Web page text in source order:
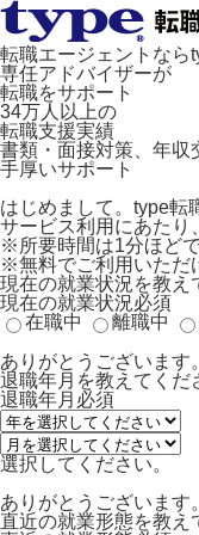
転職エージェントなら
専任アドバイザーが
転職をサポート
34万人以上の
転職支援実績
書類・面接対策、年収
手厚いサポート
はじめまして。type転
サービス利用にあたり
※所要時間は1分ほどで
※無料でご利用いただ
現在の就業状況を教え
現在の就業状況必須
在職中
離職中
ありがとうございます。
退職年月を教えてくだ
退職年月 必須
選択してください。
ありがとうございます。
直近の就業形態を教え